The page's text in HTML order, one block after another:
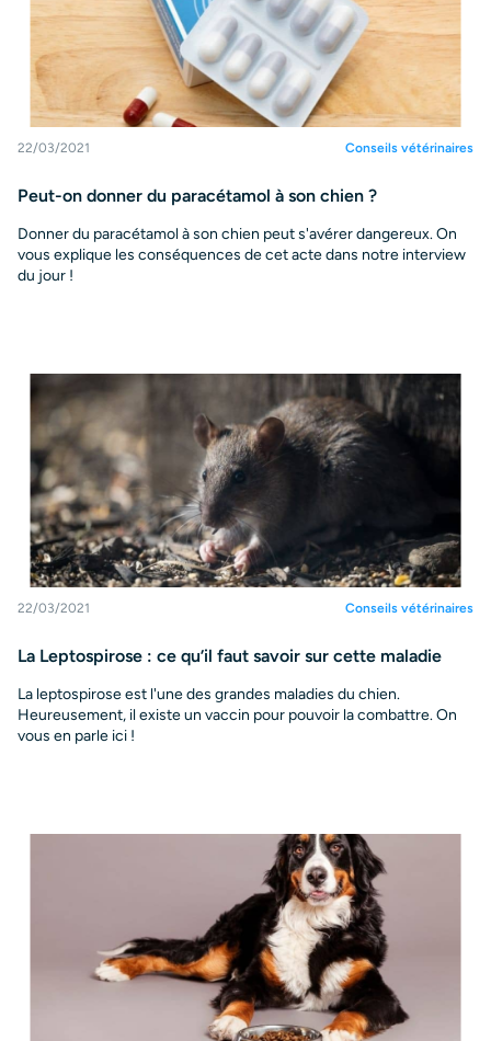
22/03/2021 Conseils vétérinaires
Peut-on donner du paracétamol à son chien ?
Donner du paracétamol à son chien peut s'avérer dangereux. On
vous explique les conséquences de cet acte dans notre interview
du jour !
22/03/2021 Conseils vétérinaires
La Leptospirose : ce qu’il faut savoir sur cette maladie
La leptospirose est l'une des grandes maladies du chien.
Heureusement, il existe un vaccin pour pouvoir la combattre. On
vous en parle ici !